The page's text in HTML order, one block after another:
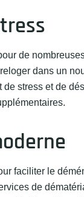
de
dans un
stress et de
faciliter le
de